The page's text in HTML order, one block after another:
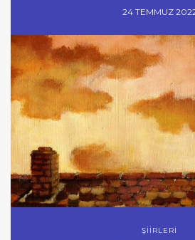
24 TEMMUZ
ŞİİRLERİ